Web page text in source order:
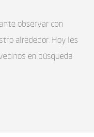
observar con
alrededor. Hoy les
en búsqueda